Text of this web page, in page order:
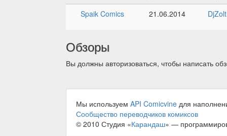
Spaik Comics
21.06.2014 DjZolt
Обзоры
Вы должны авторизоваться, чтобы написать
Мы используем API Comicvine для
Сообщество переводчиков комиксов
© 2010 Студия «Карандаш» —